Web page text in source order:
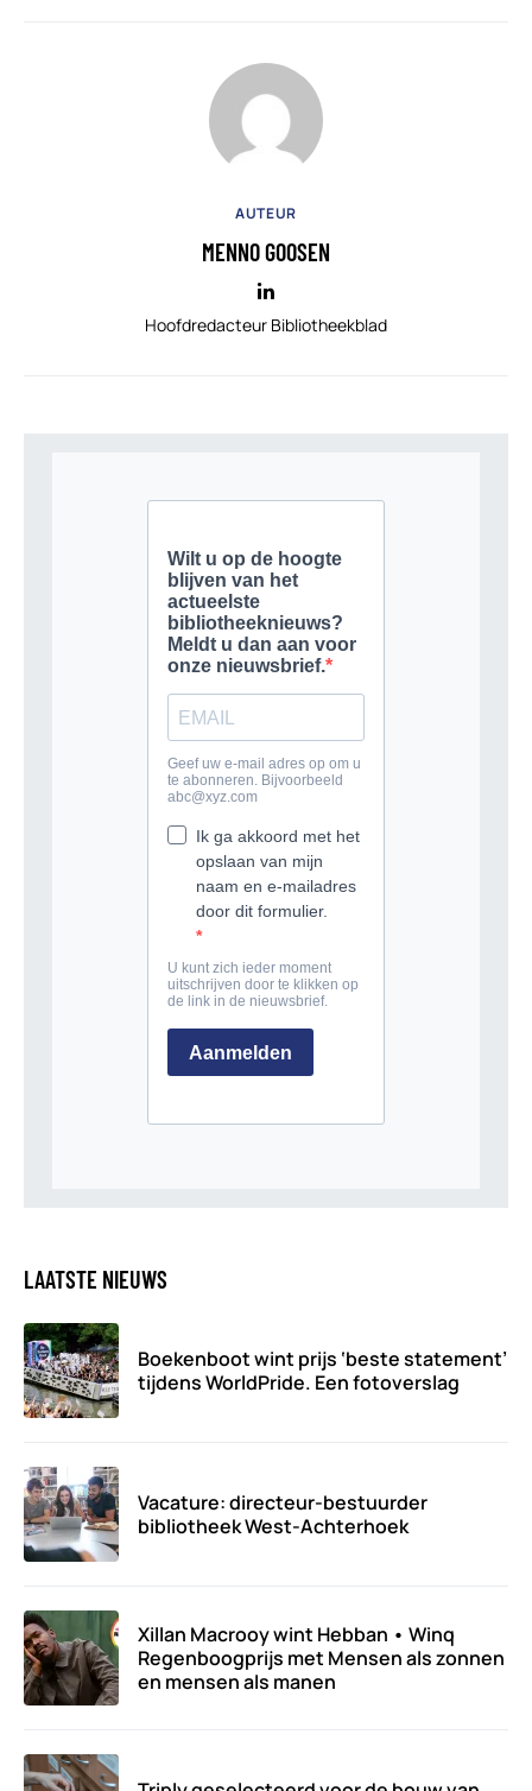
AUTEUR
MENNO GOOSEN
Hoofdredacteur Bibliotheekblad
LAATSTE NIEUWS
Boekenboot wint prijs ‘beste statement’
tijdens WorldPride. Een fotoverslag
Vacature: directeur-bestuurder
bibliotheek West-Achterhoek
Xillan Macrooy wint Hebban • Winq
Regenboogprijs met Mensen als zonnen
en mensen als manen